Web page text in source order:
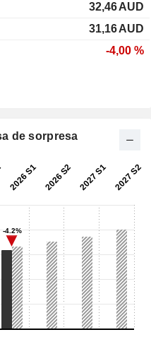
32,46AUD
31,16AUD
-4,00 %
de sorpresa